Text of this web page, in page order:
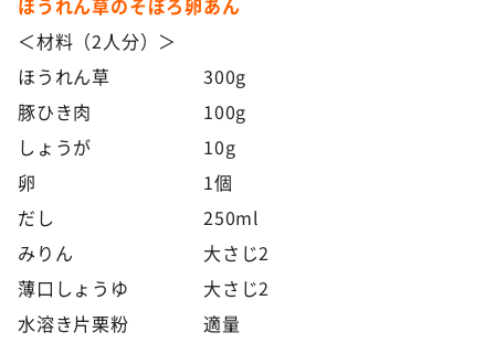
＜材料（2人分）＞
ほうれん草 300g
豚ひき肉 100g
しょうが 10g
卵 1個
だし 250ml
みりん 大さじ2
薄口しょうゆ 大さじ2
水溶き片栗粉 適量